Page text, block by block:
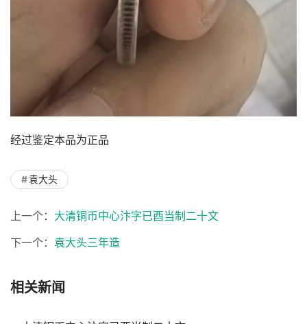
经过鉴定本品为正品
袁大头
上一个： 大清铜币中心汴字已酉当制二十文
下一个： 袁大头三年造
相关新闻